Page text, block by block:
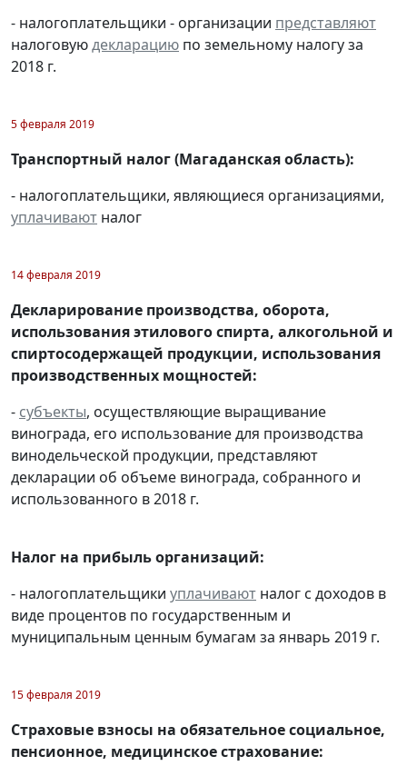
- налогоплательщики - организации представляют
налоговуюдекларацию по земельному налогу за
2018 г.
5 февраля 2019
Транспортный налог (Магаданская область):
- налогоплательщики, являющиеся организациями,
уплачивают налог
14 февраля 2019
Декларирование производства, оборота,
использования этилового спирта, алкогольной и
спиртосодержащей продукции, использования
производственных мощностей:
- субъекты, осуществляющие выращивание
винограда, его использование для производства
винодельческой продукции, представляют
декларации об объеме винограда, собранного и
использованного в 2018 г.
Налог на прибыль организаций:
- налогоплательщики уплачивают налог с доходов в
виде процентов по государственным и
муниципальным ценным бумагам за январь 2019 г.
15 февраля 2019
Страховые взносы на обязательное социальное,
пенсионное, медицинское страхование: